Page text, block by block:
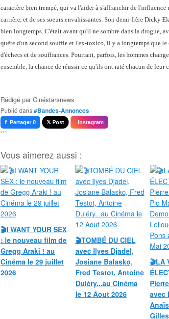
caractère bien trempé, qui va l'aider à s'affranchir de l'influence
carrière, et de ses soeurs envahissantes. Son demi-frère Dicky
bien longtemps. C'était avant qu'il ne sombre dans la drogue,
quête d'un second souffle et l'ex-toxico, il y a longtemps que le
d'échecs et de souffrances. Pourtant, parfois, les hommes
ensemble, la chance de réussir ce qu'ils ont raté chacun de leur
Rédigé parCinéstarsnews
Publié dans#Bandes-Annonces
f Partager 0 𝕏 Post Instagram
```
Vous aimerez aussi :
🎬I WANT YOUR SEX
: le nouveau film de
Gregg Araki ! au
Cinéma le 29 juillet
2026
🎬TOMBÉ DU CIEL
avec Ilyes Djadel,
Josiane Balasko,
Fred Testot, Antoine
Duléry...au Cinéma
le 12 Aout 2026
🎬LA
avec